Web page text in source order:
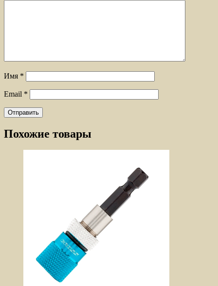
Имя *
Email *
Похожие товары